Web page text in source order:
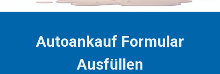
Autoankauf Formular
Ausfüllen